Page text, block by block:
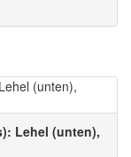
Lehel (unten),